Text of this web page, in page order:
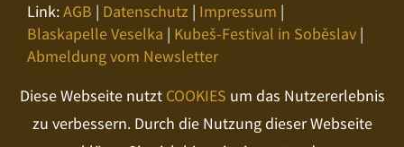
Link:AGB | Datenschutz | Impressum |
Blaskapelle Veselka | Kubeš-Festival in Soběslav |
Abmeldung vom Newsletter
Diese Webseite nutzt COOKIES um das Nutzererlebnis
zu verbessern. Durch die Nutzung dieser Webseite